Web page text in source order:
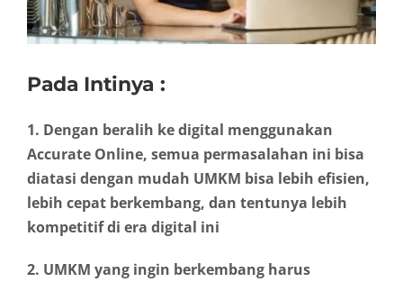
Pada Intinya :
1. Dengan beralih ke digital menggunakan
Accurate Online, semua permasalahan ini bisa
diatasi dengan mudah UMKM bisa lebih efisien,
lebih cepat berkembang, dan tentunya lebih
kompetitif di era digital ini
2. UMKM yang ingin berkembang harus